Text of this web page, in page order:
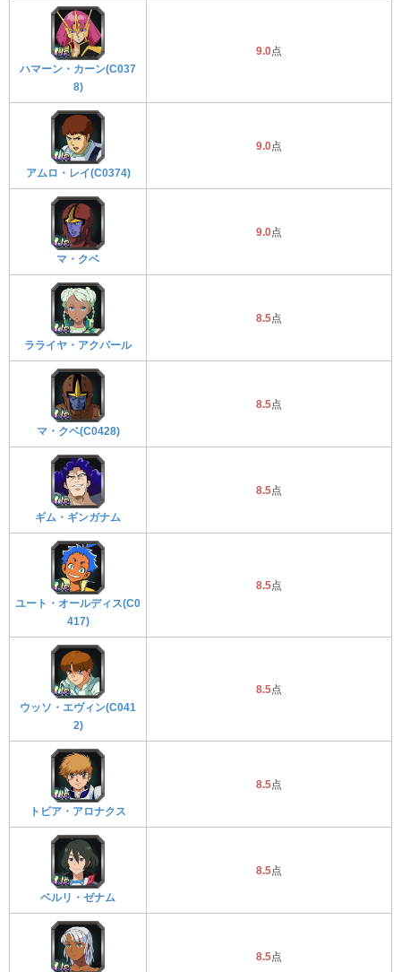
ハマーン・カーン(C037
8)
9.0点
アムロ・レイ(C0374)
9.0点
マ・クベ
9.0点
ラライヤ・アクパール
8.5点
マ・クベ(C0428)
8.5点
ギム・ギンガナム
8.5点
ユート・オールディス(C0
417)
8.5点
ウッソ・エヴィン(C041
2)
8.5点
トビア・アロナクス
8.5点
ベルリ・ゼナム
8.5点
8.5点